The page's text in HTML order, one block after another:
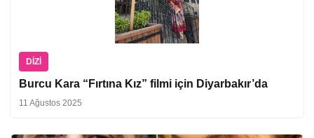
DIZI
Burcu Kara “Fırtına Kız” filmi için Diyarbakır’da
11 Ağustos 2025